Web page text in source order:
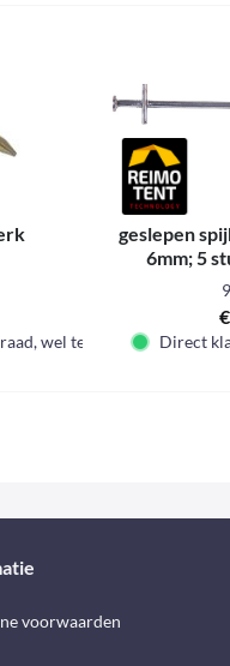
wel te bestellen
geslepen
6mm; 5
Direct
voorwaarden